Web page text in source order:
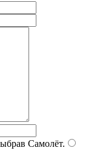
Самолёт.